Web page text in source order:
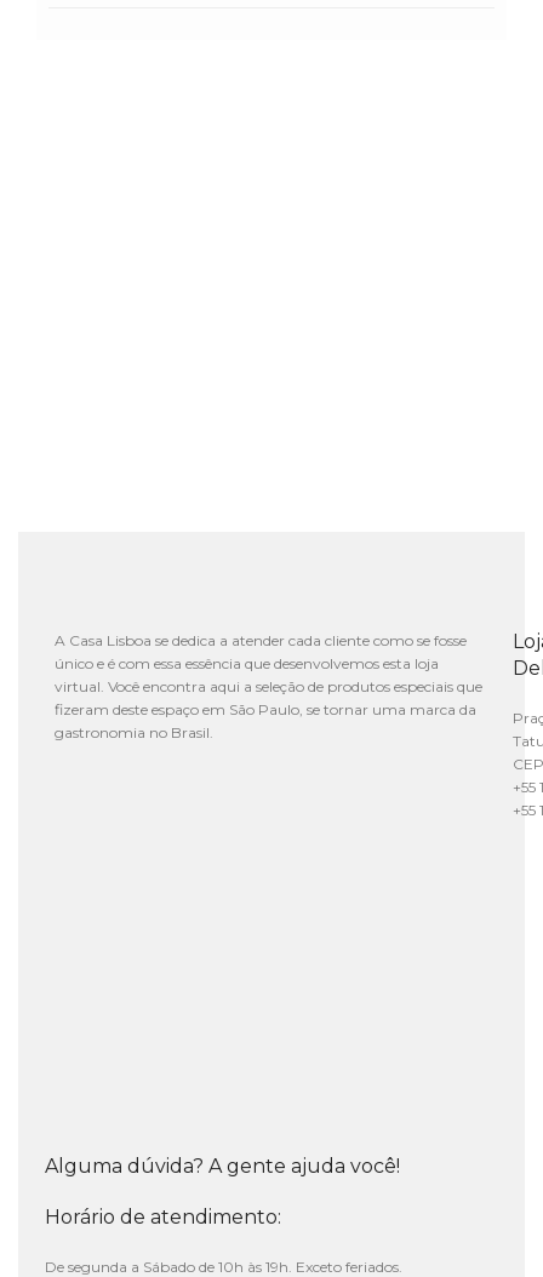
A Casa Lisboa se dedica a atender cada cliente como se fosse
único e é com essa essência que desenvolvemos esta loja
virtual. Você encontra aqui a seleção de produtos especiais que
fizeram deste espaço em São Paulo, se tornar uma marca da
gastronomia no Brasil.
+55
+55
Alguma dúvida? A gente ajuda você!
Horário de atendimento:
De segunda a Sábado de 10h às 19h. Exceto feriados.